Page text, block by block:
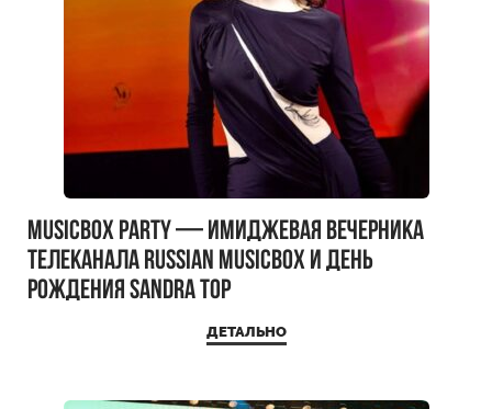
MUSICBOX PARTY — имиджевая вечерника
телеканала RUSSIAN MUSICBOX и день
рождения Sandra Top
ДЕТАЛЬНО